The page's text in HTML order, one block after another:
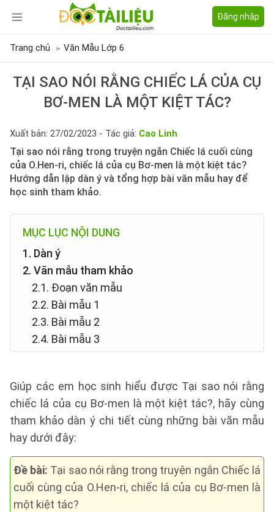
Đăng nhập
Trang chủ Văn Mẫu Lớp 6
TẠI SAO NÓI RẰNG CHIẾC LÁ CỦA CỤ
BƠ-MEN LÀ MỘT KIỆT TÁC?
Xuất bản: 27/02/2023 - Tác giả: Cao Linh
Tại sao nói rằng trong truyện ngắn Chiếc lá cuối cùng
của O.Hen-ri, chiếc lá của cụ Bơ-men là một kiệt tác?
Hướng dẫn lập dàn ý và tổng hợp bài văn mẫu hay để
học sinh tham khảo.
MỤC LỤC NỘI DUNG
1. Dàn ý
2. Văn mẫu tham khảo
2.1. Đoạn văn mẫu
2.2. Bài mẫu 1
2.3. Bài mẫu 2
2.4. Bài mẫu 3
Giúp các em học sinh hiểu được Tại sao nói rằng
chiếc lá của cụ Bơ-men là một kiệt tác?, hãy cùng
tham khảo dàn ý chi tiết cùng những bài văn mẫu
hay dưới đây:
Đề bài: Tại sao nói rằng trong truyện ngắn Chiếc lá
cuối cùng của O.Hen-ri, chiếc lá của cụ Bơ-men là
một kiệt tác?